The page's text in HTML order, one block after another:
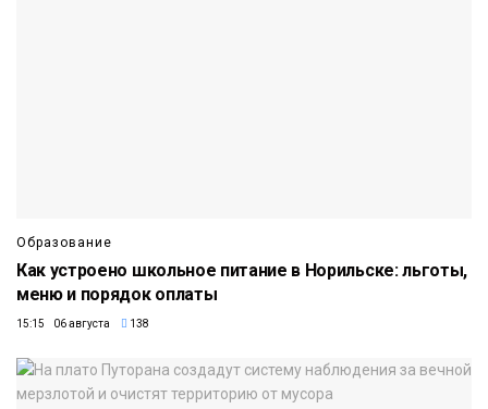
Образование
Как устроено школьное питание в Норильске: льготы,
меню и порядок оплаты
15:15 06 августа 138